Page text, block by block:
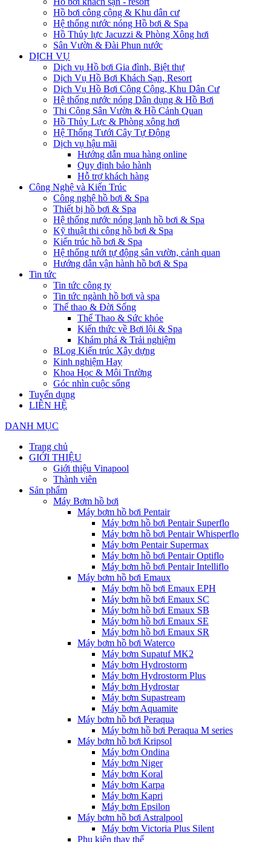
Hồ bơi công cộng & Khu dân cư
Hệ thống nước nóng Hồ bơi & Spa
Hồ Thủy lực Jacuzzi & Phòng Xông hơi
Sân Vườn & Đài Phun nước
DỊCH VỤ
Dịch vụ Hồ bơi Gia đình, Biệt thự
Dịch Vụ Hồ Bơi Khách Sạn, Resort
Dịch Vụ Hồ Bơi Công Cộng, Khu Dân Cư
Hệ thống nước nóng Dân dụng & Hồ Bơi
Thi Công Sân Vườn & Hồ Cảnh Quan
Hồ Thủy Lực & Phòng xông hơi
Hệ Thống Tưới Cây Tự Động
Dịch vụ hậu mãi
Hướng dẫn mua hàng online
Quy định bảo hành
Hỗ trợ khách hàng
Công Nghệ và Kiến Trúc
Công nghệ hồ bơi & Spa
Thiết bị hồ bơi & Spa
Hệ thống nước nóng lạnh hồ bơi & Spa
Kỹ thuật thi công hồ bơi & Spa
Kiến trúc hồ bơi & Spa
Hệ thống tưới tự động sân vườn, cảnh quan
Hướng dẫn vận hành hồ bơi & Spa
Tin tức
Tin tức công ty
Tin tức ngành hồ bơi và spa
Thể thao & Đời Sống
Thể Thao & Sức khỏe
Kiến thức về Bơi lội & Spa
Khám phá & Trải nghiệm
BLog Kiến trúc Xây dựng
Kinh nghiệm Hay
Khoa Học & Môi Trường
Góc nhìn cuộc sống
Tuyển dụng
LIÊN HỆ
DANH MỤC
Trang chủ
GIỚI THIỆU
Giới thiệu Vinapool
Thành viên
Sản phẩm
Máy Bơm hồ bơi
Máy bơm hồ bơi Pentair
Máy bơm hồ bơi Pentair Superflo
Máy bơm hồ bơi Pentair Whisperflo
Máy bơm Pentair Supermax
Máy bơm hồ bơi Pentair Optiflo
Máy bơm hồ bơi Pentair Intelliflo
Máy bơm hồ bơi Emaux
Máy bơm hồ bơi Emaux EPH
Máy bơm hồ bơi Emaux SC
Máy bơm hồ bơi Emaux SB
Máy bơm hồ bơi Emaux SE
Máy bơm hồ bơi Emaux SR
Máy bơm hồ bơi Waterco
Máy bơm Supatuf MK2
Máy bơm Hydrostorm
Máy bơm Hydrostorm Plus
Máy bơm Hydrostar
Máy bơm Supastream
Máy bơm Aquamite
Máy bơm hồ bơi Peraqua
Máy bơm hồ bơi Peraqua M series
Máy bơm hồ bơi Kripsol
Máy bơm Ondina
Máy bơm Niger
Máy bơm Koral
Máy bơm Karpa
Máy bơm Kapri
Máy bơm Epsilon
Máy bơm hồ bơi Astralpool
Máy bơm Victoria Plus Silent
Phụ kiện thay thế